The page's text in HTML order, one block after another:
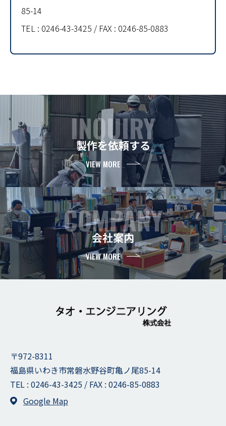
85-14
TEL : 0246-43-3425 / FAX : 0246-85-0883
INQUIRY
製作を依頼する
VIEW MORE
COMPANY
会社案内
VIEW MORE
〒972-8311
福島県いわき市常磐水野谷町亀ノ尾85-14
TEL : 0246-43-3425 / FAX : 0246-85-0883
Google Map